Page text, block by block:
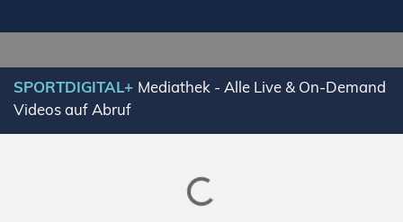
SPORTDIGITAL+ Mediathek - Alle Live & On-Demand
Videos auf Abruf
Lade SPORTDIGITAL+ Mediathek